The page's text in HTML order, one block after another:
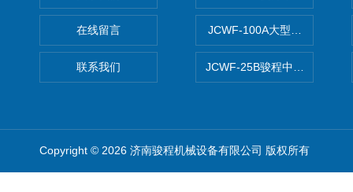
在线留言
联系我们
JCWF-100A大型中药材超微
JCWF-25B骏程中草药超细粉
Copyright © 2026 济南骏程机械设备有限公司 版权所有